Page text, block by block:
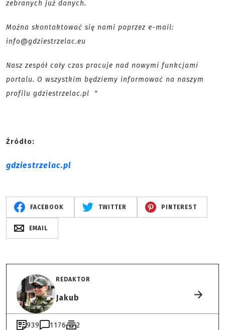
zebranych już danych.
Można skontaktować się nami poprzez e-mail:
info@gdziestrzelac.eu
Nasz zespół cały czas pracuje nad nowymi funkcjami
portalu. O wszystkim będziemy informować na naszym
profilu gdziestrzelac.pl "
Źródło:
gdziestrzelac.pl
FACEBOOK TWITTER PINTEREST
EMAIL
REDAKTOR
Jakub
939 1176 2